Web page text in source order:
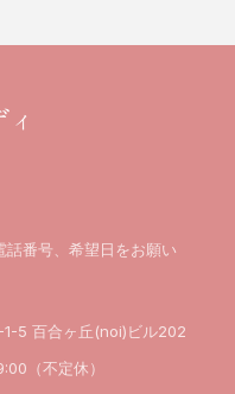
話番号、希望日をお願い
1-5 百合ヶ丘(noi)ビル202
（不定休）